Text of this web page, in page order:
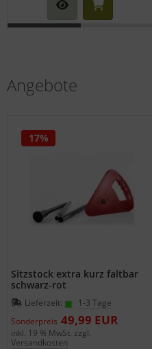
Angebote
Sitzstock extra kurz faltbar
schwarz-rot
Lieferzeit:
1-3 Tage
Sonderpreis 49,99 EUR
17%
inkl. 19 % MwSt. zzgl.
Versandkosten